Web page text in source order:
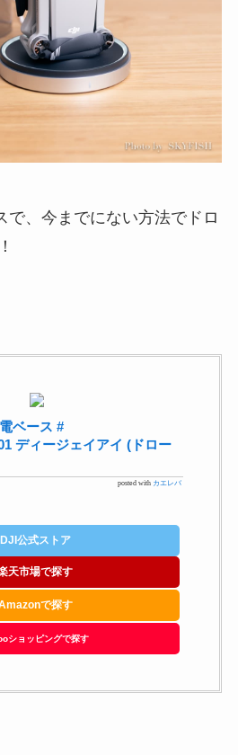
で、今までにない方法でドロ
ベース #
ディージェイアイ (ドロー
posted with カエレバ
DJI公式ストア
天市場で探す
で探す
ショッピングで探す